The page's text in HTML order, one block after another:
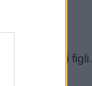
dai vostri figli.